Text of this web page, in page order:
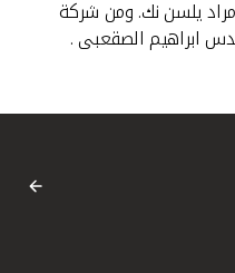
مراد يلسن نك. ومن شركة
ابراهيم الصقعبى .